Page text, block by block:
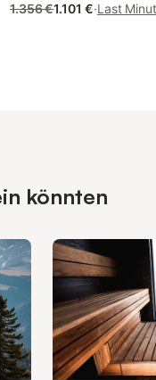
1.356 €1.101 €·Last
könnten